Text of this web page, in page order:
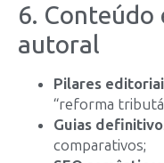
6.
autoral
Pilares
“reforma
Guias
comparativos;